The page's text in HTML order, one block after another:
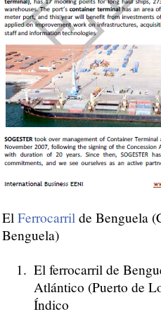
El Ferrocarril de Benguela
Benguela)
El ferrocarril de
Atlántico (Puerto de
Índico